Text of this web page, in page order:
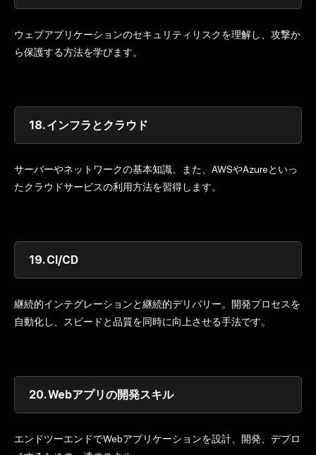
ウェブアプリケーションのセキュリティリスクを理解し、攻撃か
ら保護する方法を学びます。
18.インフラとクラウド
サーバーやネットワークの基本知識。また、AWSやAzureといっ
たクラウドサービスの利用方法を習得します。
19.CI/CD
継続的インテグレーションと継続的デリバリー。開発プロセスを
自動化し、スピードと品質を同時に向上させる手法です。
20.Webアプリの開発スキル
エンドツーエンドでWebアプリケーションを設計、開発、デプロ